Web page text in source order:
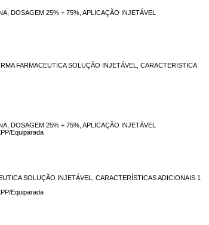
DOSAGEM 25% + 75%, APLICAÇÃO INJETÁVEL
FARMACEUTICA SOLUÇÃO INJETÁVEL, CARACTERISTICA
DOSAGEM 25% + 75%, APLICAÇÃO INJETÁVEL
Equiparada
SOLUÇÃO INJETÁVEL, CARACTERÍSTICAS ADICIONAIS 1
Equiparada